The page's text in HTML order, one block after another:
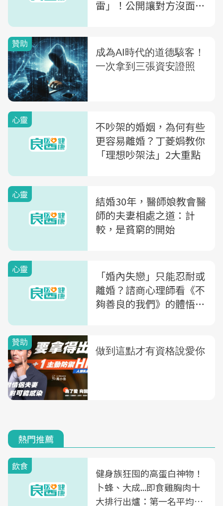
雷」！公開讓對方沒面
心靈
不吵架的婚姻，為何有些
更容易離婚？丁菱娟教你
「理想吵架法」2大重點
心靈
結婚30年，醫師娘教會醫
師的夫妻相處之道：計
較，是貧窮的開始
心靈
「婚內失戀」只能忍耐或
離婚？諮商心理師看《不
夠善良的我們》的體悟：
熱門推薦
飲食
健身族狂囤的高蛋白神物！
卜蜂、大成...即食雞胸肉十
大排行出爐：第一名平均一